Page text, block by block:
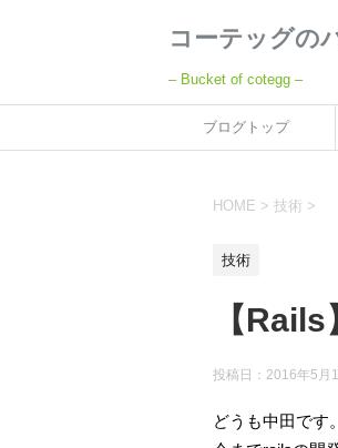
コーテッグの
– Bucket of cotegg –
ブログトップ
HOME > 技術 >
技術
【
投稿日： 2016年5月
どうも中田です。